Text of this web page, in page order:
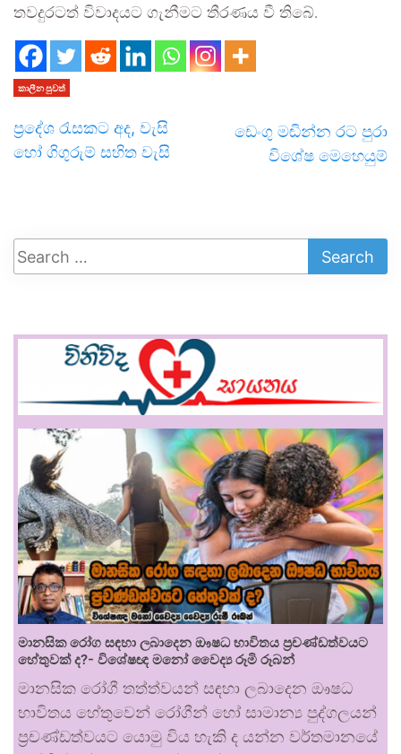
තවදුරටත් විවාදයට ගැනීමට තීරණය වී තිබේ.
කාලීන පුවත්
ප්‍රදේශ රැසකට අද, වැසි
හෝ ගිගුරුම් සහිත වැසි
ඩෙංගු මඬින්න රට පුරා
විශේෂ මෙහෙ­යුම්
මානසික රෝග සඳහා ලබාදෙන ඖෂධ භාවිතය ප්‍රචණ්ඩත්වයට
හේතුවක් ද?- විශේෂඥ මනෝ වෛද්‍ය රූමි රූබන්
මානසික රෝගී තත්ත්වයන් සඳහා ලබාදෙන ඖෂධ
භාවිතය හේතුවෙන් රෝගීන් හෝ සාමාන්‍ය පුද්ගලයන්
ප්‍රචණ්ඩත්වයට යොමු විය හැකි ද යන්න වර්තමානයේ